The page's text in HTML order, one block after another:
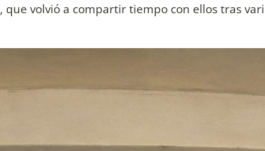
, que volvió a compartir tiempo con ellos tras